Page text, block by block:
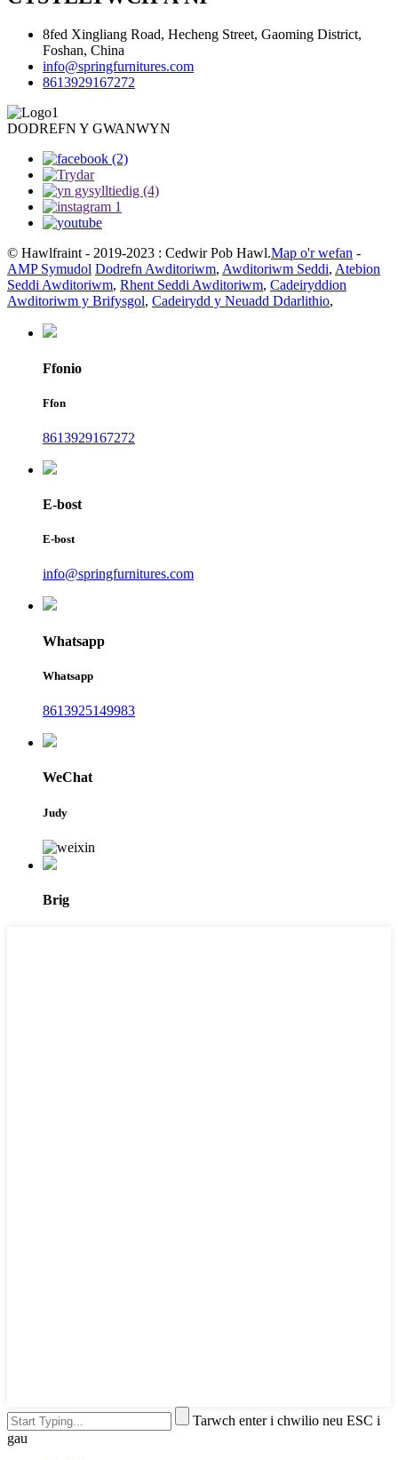
8fed Xingliang Road, Hecheng Street, Gaoming District,
Foshan, China
info@springfurnitures.com
8613929167272
DODREFN Y GWANWYN
© Hawlfraint - 2019-2023 : Cedwir Pob Hawl.Map o'r wefan -
AMP Symudol Dodrefn Awditoriwm, Awditoriwm Seddi, Atebion
Seddi Awditoriwm, Rhent Seddi Awditoriwm, Cadeiryddion
Awditoriwm y Brifysgol, Cadeirydd y Neuadd Ddarlithio,
Ffonio
Ffon
8613929167272
E-bost
E-bost
info@springfurnitures.com
Whatsapp
Whatsapp
8613925149983
WeChat
Judy
Brig
Tarwch enter i chwilio neu ESC i
gau